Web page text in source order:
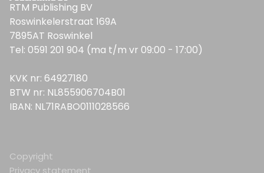
RTM Publishing BV
Roswinkelerstraat 169A
7895AT Roswinkel
Tel: 0591 201 904 (ma t/m vr 09:00 - 17:00)
KVK nr: 64927180
BTW nr: NL855906704B01
IBAN: NL71RABO0111028566
Copyright
Privacy statement